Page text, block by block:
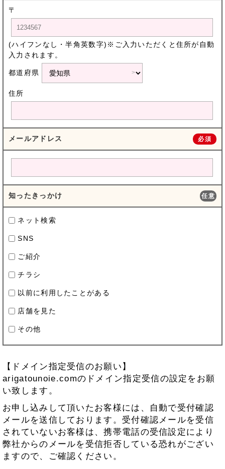
〒
(ハイフンなし・半角英数字)※ご入力いただくと住所が自動
入力されます。
都道府県
住所
メールアドレス 必須
知ったきっかけ 任意
ネット検索
SNS
ご紹介
チラシ
以前に利用したことがある
店舗を見た
その他
【ドメイン指定受信のお願い】
arigatounoie.comのドメイン指定受信の設定をお願
い致します。
お申し込みして頂いたお客様には、自動で受付確認
メールを送信しております。受付確認メールを受信
されていないお客様は、携帯電話の受信設定により
弊社からのメールを受信拒否している恐れがござい
ますので、ご確認ください。